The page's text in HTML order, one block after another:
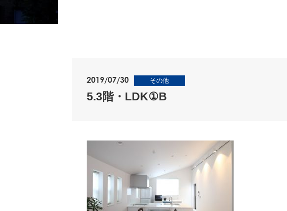
2019/07/30 その他
5.3階・LDK①B